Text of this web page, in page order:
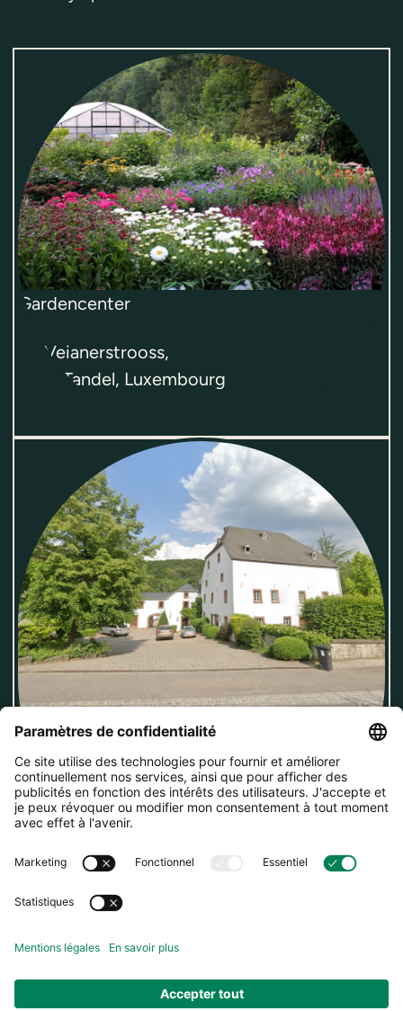
Locations
Gardencenter
13, Veianerstrooss,
Tandel, Luxembourg
Bureaux
8, Veianerstrooss
9395Tandel,Luxembourg